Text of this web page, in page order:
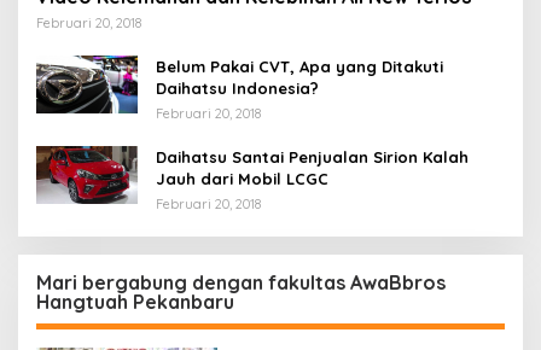
Februari 20, 2018
Belum Pakai CVT, Apa yang Ditakuti
Daihatsu Indonesia?
Februari 20, 2018
Daihatsu Santai Penjualan Sirion Kalah
Jauh dari Mobil LCGC
Februari 20, 2018
Mari bergabung dengan fakultas AwaBbros
Hangtuah Pekanbaru